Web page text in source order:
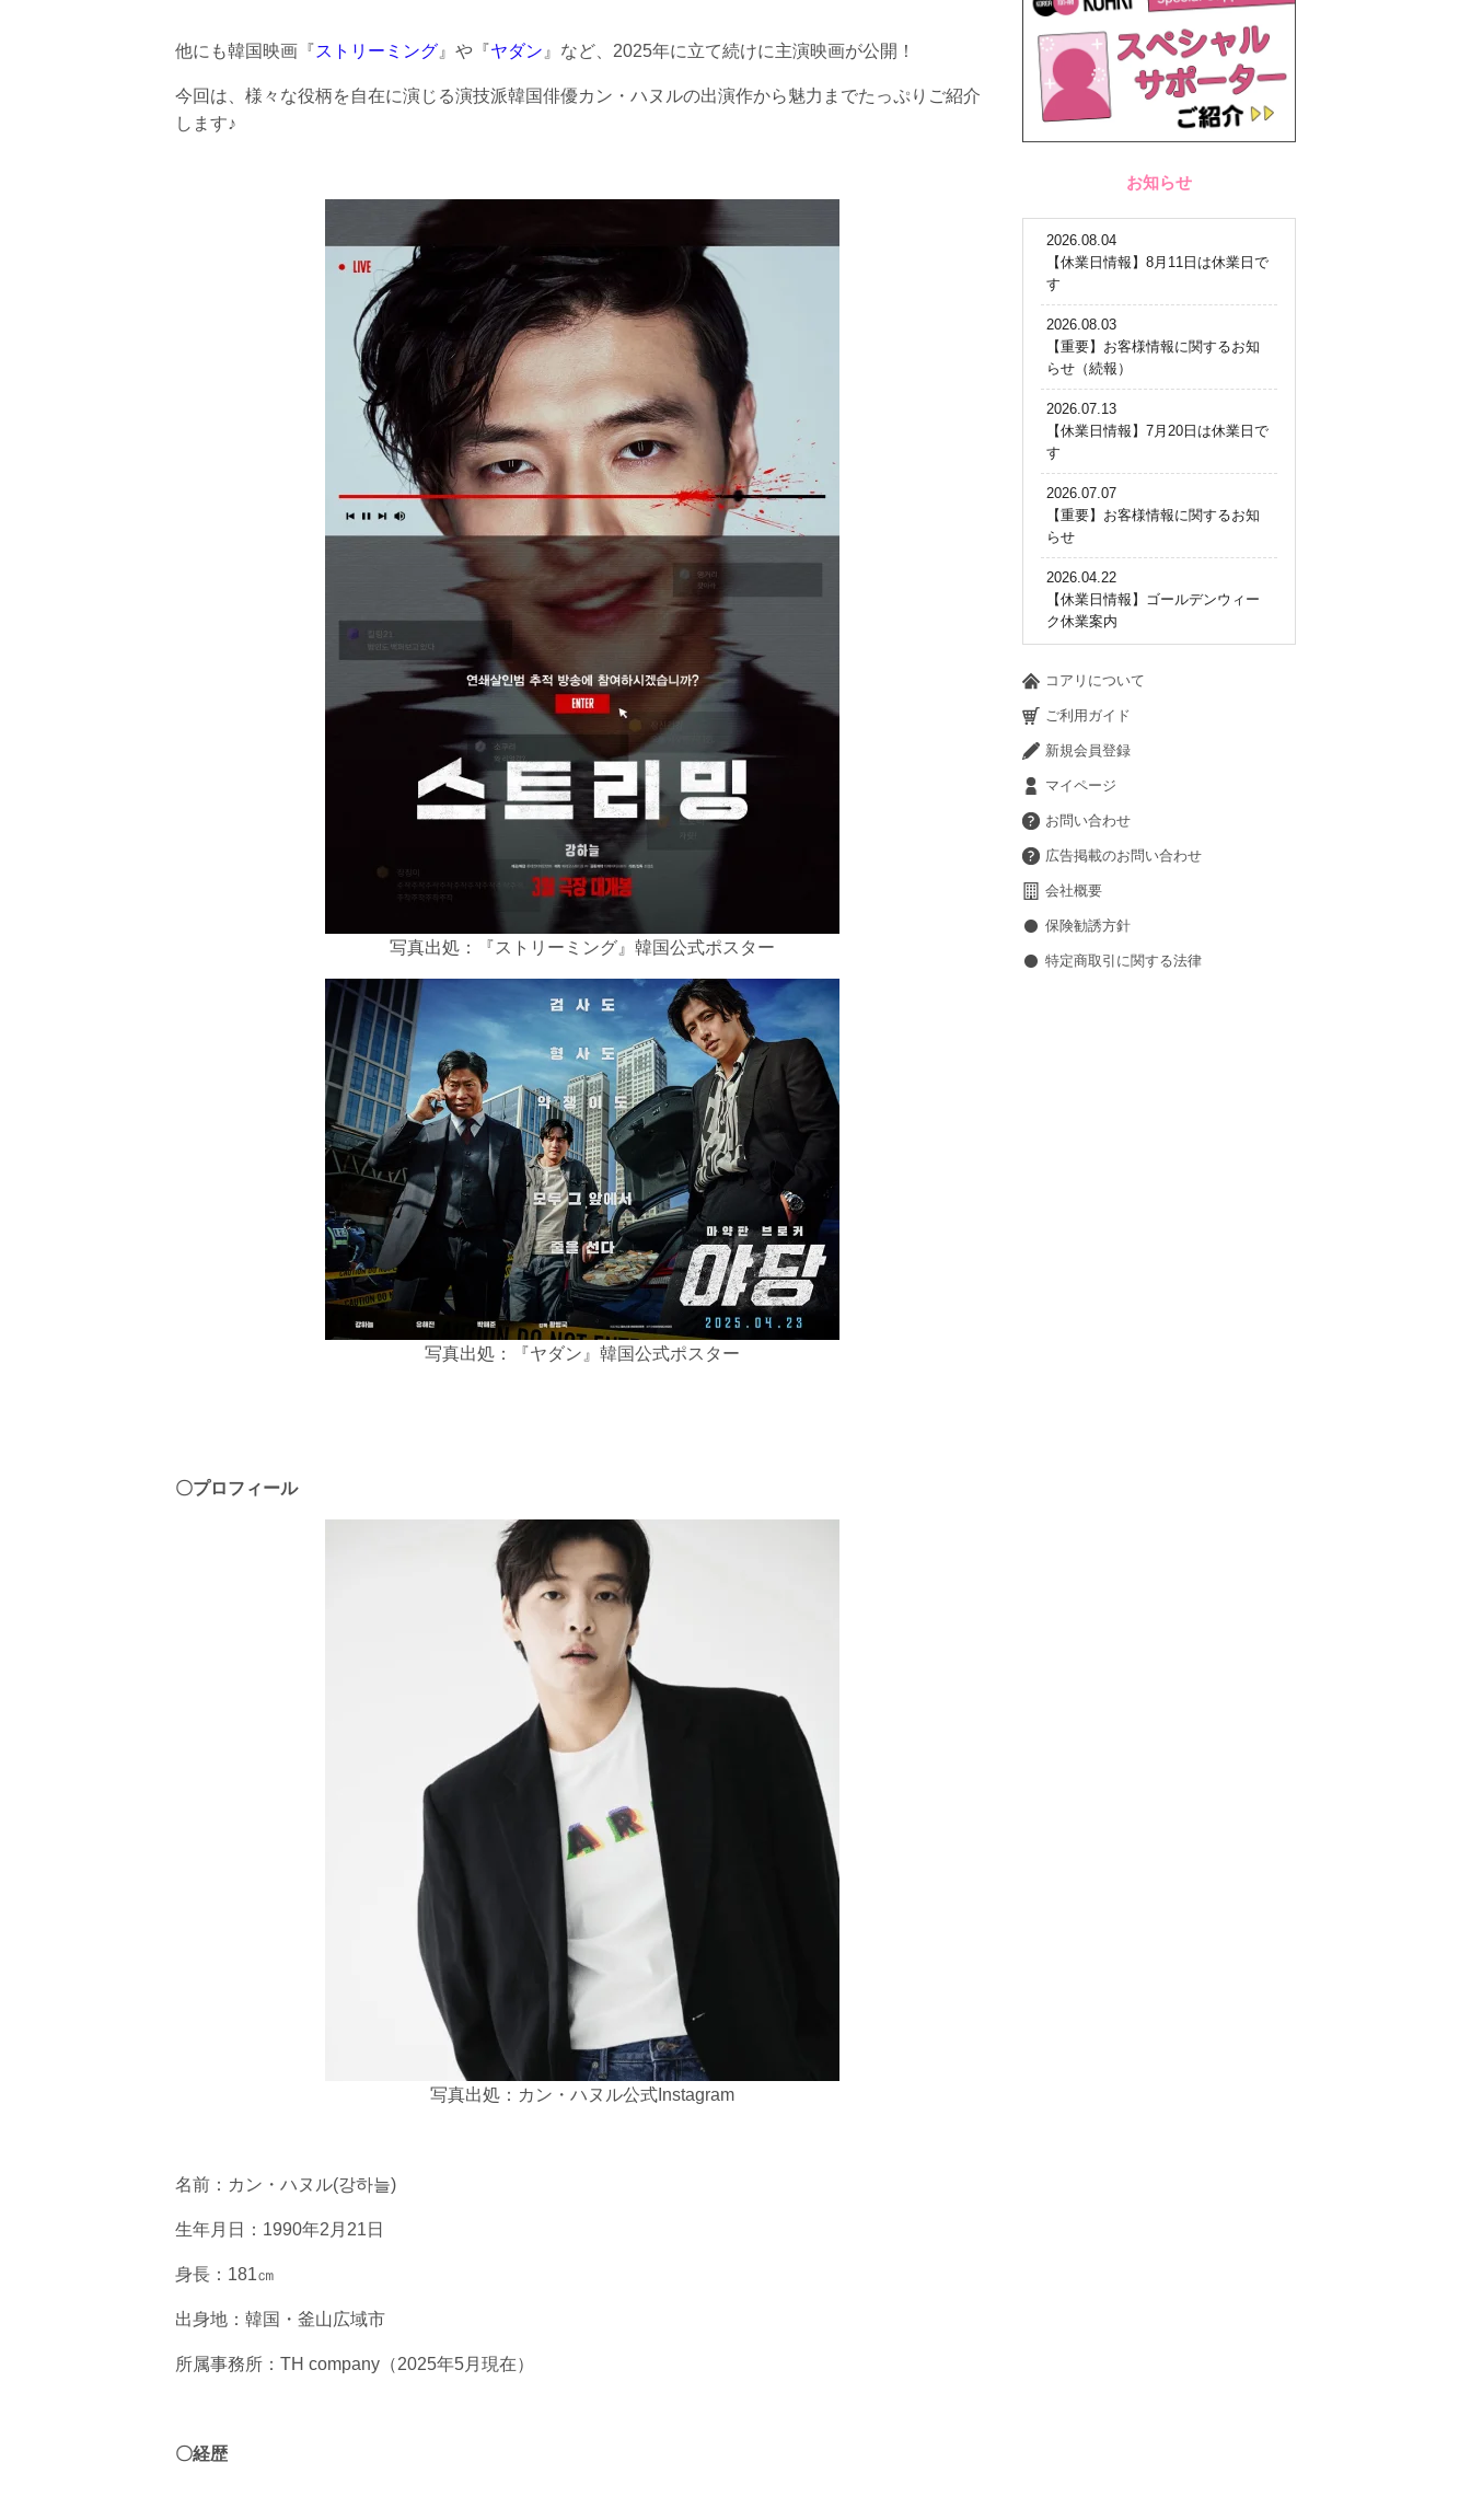
他にも韓国映画『ストリーミング 』や『ヤダン 』など、2025年に立て続けに主演映画が公開！
今回は、様々な役柄を自在に演じる演技派韓国俳優カン・ハヌルの出演作から魅力までたっぷりご紹介
します♪
写真出処：『ストリーミング』韓国公式ポスター
写真出処：『ヤダン』韓国公式ポスター
〇プロフィール
写真出処：カン・ハヌル公式Instagram
名前：カン・ハヌル(강하늘)
生年月日：1990年2月21日
身長：181㎝
出身地：韓国・釜山広域市
所属事務所：TH company（2025年5月現在）
〇経歴
お知らせ
2026.08.04
【休業日情報】8月11日は休業日で
す
2026.08.03
【重要】お客様情報に関するお知
らせ（続報）
2026.07.13
【休業日情報】7月20日は休業日で
す
2026.07.07
【重要】お客様情報に関するお知
らせ
2026.04.22
【休業日情報】ゴールデンウィー
ク休業案内
コアリについて
ご利用ガイド
新規会員登録
マイページ
お問い合わせ
広告掲載のお問い合わせ
会社概要
保険勧誘方針
特定商取引に関する法律